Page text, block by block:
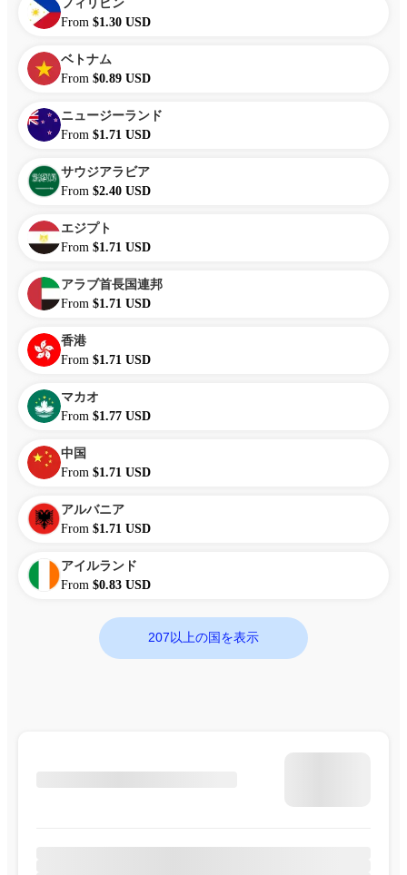
フィリピン
From $1.30 USD
ベトナム
From $0.89 USD
ニュージーランド
From $1.71 USD
サウジアラビア
From $2.40 USD
エジプト
From $1.71 USD
アラブ首長国連邦
From $1.71 USD
香港
From $1.71 USD
マカオ
From $1.77 USD
中国
From $1.71 USD
アルバニア
From $1.71 USD
アイルランド
From $0.83 USD
207以上の国を表示